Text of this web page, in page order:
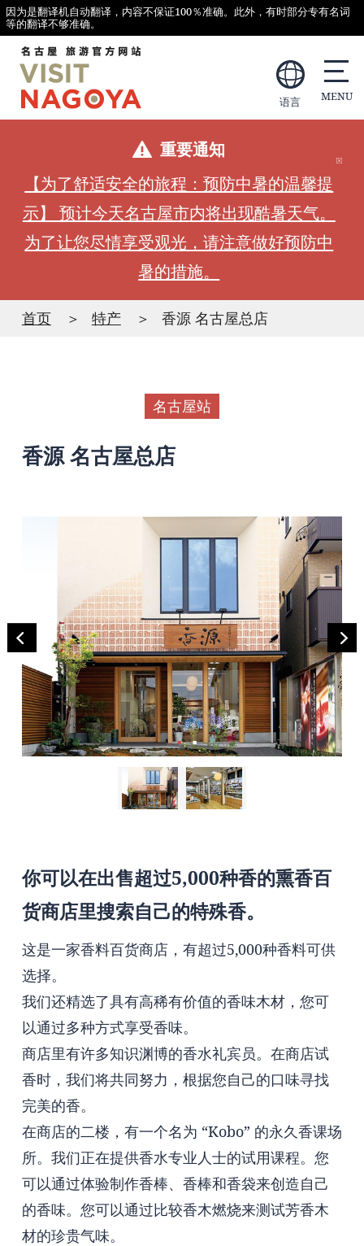
因为是翻译机自动翻译，内容不保证100％准确。此外，有时部分专有名词
等的翻译不够准确。
语言
重要通知
【为了舒适安全的旅程：预防中暑的温馨提
示】 预计今天名古屋市内将出现酷暑天气。
为了让您尽情享受观光，请注意做好预防中
暑的措施。
首页 特产 香源 名古屋总店
名古屋站
香源 名古屋总店
你可以在出售超过5,000种香的熏香百
货商店里搜索自己的特殊香。
这是一家香料百货商店，有超过5,000种香料可供
选择。
我们还精选了具有高稀有价值的香味木材，您可
以通过多种方式享受香味。
商店里有许多知识渊博的香水礼宾员。在商店试
香时，我们将共同努力，根据您自己的口味寻找
完美的香。
在商店的二楼，有一个名为 “Kobo” 的永久香课场
所。我们正在提供香水专业人士的试用课程。您
可以通过体验制作香棒、香棒和香袋来创造自己
的香味。您可以通过比较香木燃烧来测试芳香木
材的珍贵气味。